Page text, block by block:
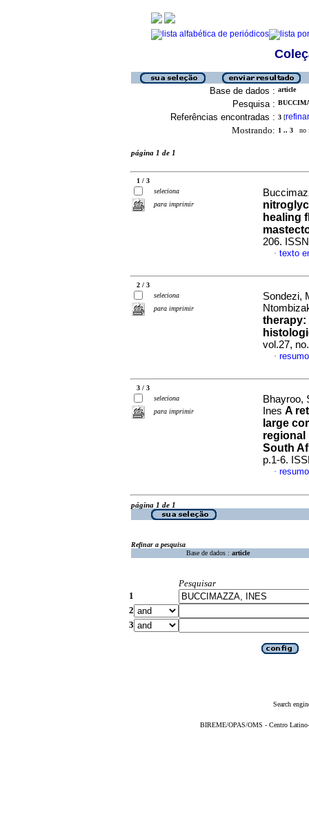
Base de dados : article
Pesquisa :
Referências encontradas : 3 [refinar
Mostrando: 1 .. 3 no
página 1 de 1
1 / 3
seleciona
para imprimir
healing
206.
· texto
2 / 3
seleciona
para imprimir
Sondezi,
therapy:
vol.27,
·
3 / 3
seleciona
para imprimir
Bhayroo,
Ines A
large
regional
South
p.1-6.
·
página 1 de 1
Refinar a pesquisa
Base de dados : article
Pesquisar
1
2
3
Search
BIREME/OPAS/OMS - Centro Latino-